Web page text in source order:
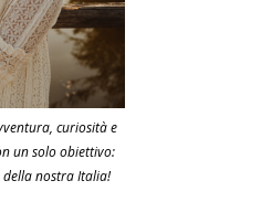
curiosità e
un solo obiettivo:
della nostra Italia!